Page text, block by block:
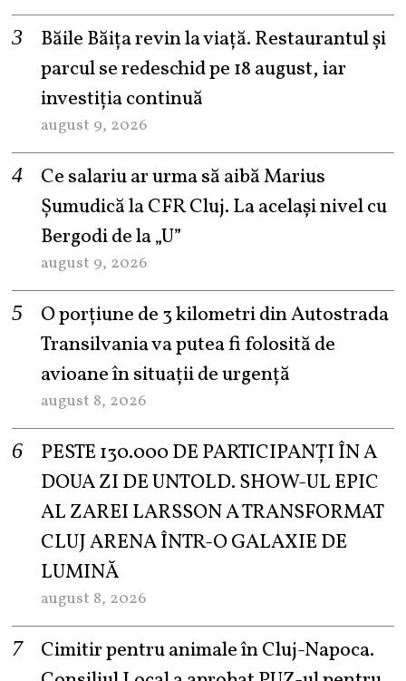
Băile Băița revin la viață. Restaurantul și
parcul se redeschid pe 18 august, iar
investiția continuă
august 9, 2026
Ce salariu ar urma să aibă Marius
Șumudică la CFR Cluj. La același nivel cu
Bergodi de la „U”
august 9, 2026
O porțiune de 3 kilometri din Autostrada
Transilvania va putea fi folosită de
avioane în situații de urgență
august 8, 2026
PESTE 130.000 DE PARTICIPANȚI ÎN A
DOUA ZI DE UNTOLD. SHOW-UL EPIC
AL ZAREI LARSSON A TRANSFORMAT
CLUJ ARENA ÎNTR-O GALAXIE DE
LUMINĂ
august 8, 2026
Cimitir pentru animale în Cluj-Napoca.